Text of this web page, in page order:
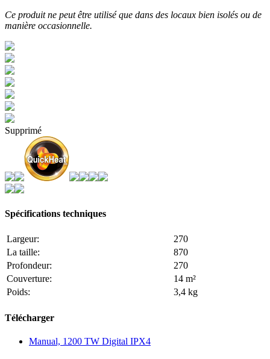
Ce produit ne peut être utilisé que dans des locaux bien isolés ou de
manière occasionnelle.
Supprimé
Spécifications techniques
Largeur:
270
La taille:
870
Profondeur:
270
Couverture:
14 m²
Poids:
3,4 kg
Télécharger
Manual, 1200 TW Digital IPX4